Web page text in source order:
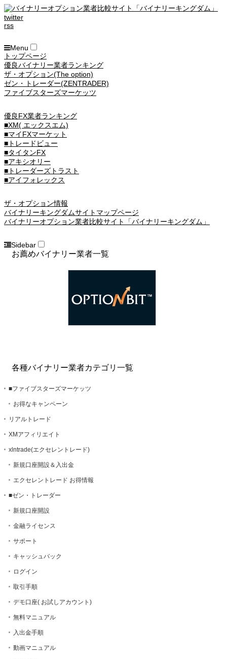
twitter
rss
Menu
トップページ
優良バイナリー業者ランキング
ザ・オプション(The option)
ゼン・トレーダー(ZENTRADER)
ファイブスターズマーケッツ
優良FX業者ランキング
■XM( エックスエム)
■マイFXマーケット
■トレードビュー
■タイタンFX
■アキシオリー
■トレーダーズトラスト
■アイフォレックス
ザ・オプション情報
バイナリーキングダムサイトマップページ
バイナリーオプション業者比較サイト「バイナリーキングダム」
Sidebar
お薦めバイナリー業者一覧
各種バイナリー業者カテゴリ一覧
■ファイブスターズマーケッツ
お得なキャンペーン
リアルトレード
XMアフィリエイト
xlntrade(エクセレントレード)
新規口座開設＆入出金
エクセレントレード お得情報
■ゼン・トレーダー
新規口座開設
金融ライセンス
サポート
キャッシュバック
ログイン
取引手順
デモ口座( お試しアカウント)
無料マニュアル
入出金手順
動画マニュアル